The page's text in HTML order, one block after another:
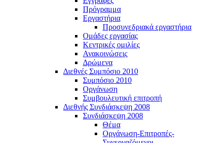
Πρόγραμμα
Εργαστήρια
Προσυνεδριακά εργαστήρια
Ομάδες εργασίας
Κεντρικές ομιλίες
Ανακοινώσεις
Δρώμενα
Διεθνές Συμπόσιο 2010
Συμπόσιο 2010
Οργάνωση
Συμβουλευτική επιτροπή
Διεθνής Συνδιάσκεψη 2008
Συνδιάσκεψη 2008
Θέμα
Οργάνωση-Επιτροπές-